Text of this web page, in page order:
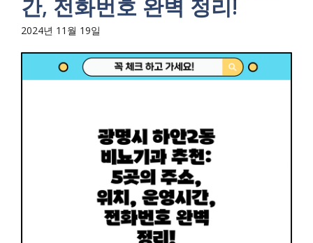
간, 전화번호 완벽 정리!
2024년 11월 19일